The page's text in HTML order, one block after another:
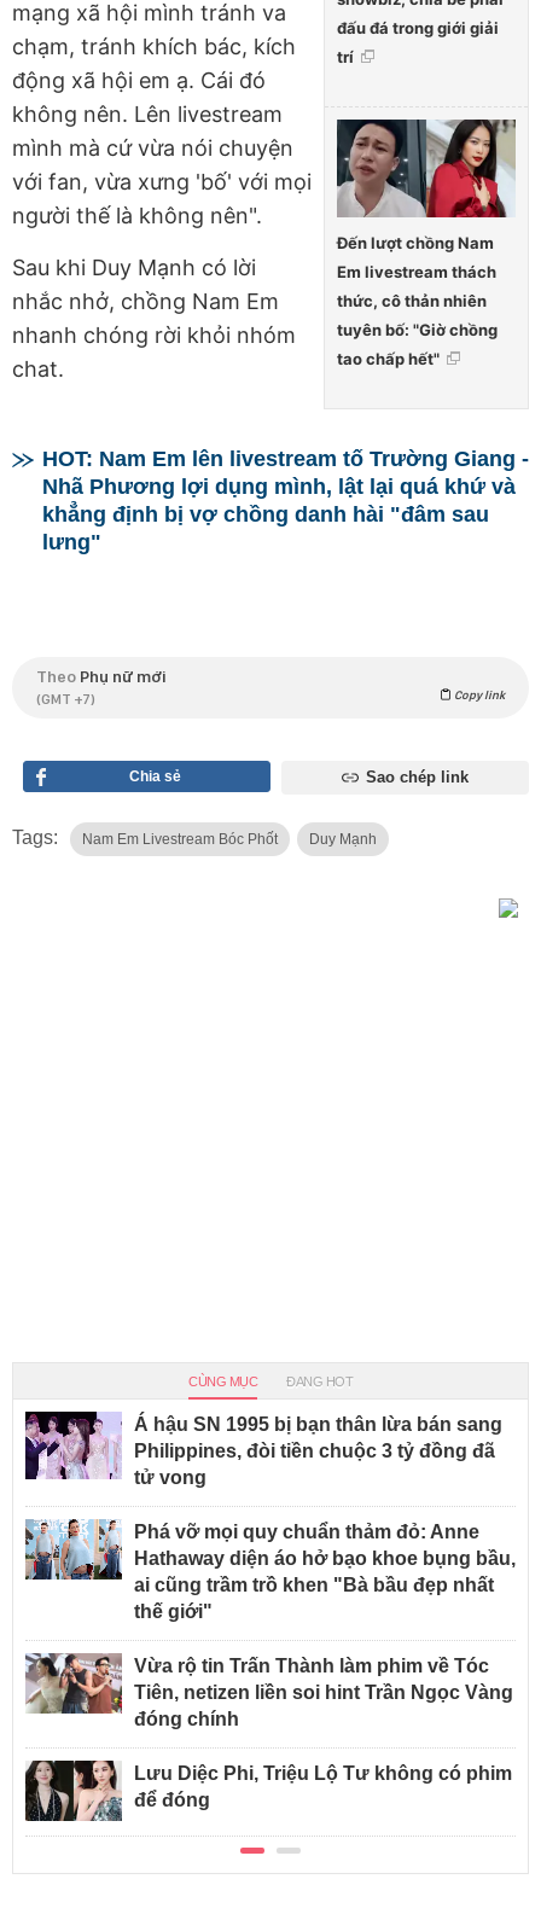
đấu đá trong giới giải
trí
Đến lượt chồng Nam
Em livestream thách
thức, cô thản nhiên
tuyên bố: "Giờ chồng
tao chấp hết"
mạng xã hội mình tránh va
chạm, tránh khích bác, kích
động xã hội em ạ. Cái đó
không nên. Lên livestream
mình mà cứ vừa nói chuyện
với fan, vừa xưng 'bố' với mọi
người thế là không nên".
Sau khi Duy Mạnh có lời
nhắc nhở, chồng Nam Em
nhanh chóng rời khỏi nhóm
chat.
HOT: Nam Em lên livestream tố Trường Giang -
Nhã Phương lợi dụng mình, lật lại quá khứ và
khẳng định bị vợ chồng danh hài "đâm sau
lưng"
Theo Phụ nữ mới
(GMT +7) Copy link
Chia sẻ Sao chép link
Tags: Nam Em Livestream Bóc Phốt Duy Mạnh
CÙNG MỤC ĐANG HOT
Á hậu SN 1995 bị bạn thân lừa bán sang
Philippines, đòi tiền chuộc 3 tỷ đồng đã
tử vong
Phá vỡ mọi quy chuẩn thảm đỏ: Anne
Hathaway diện áo hở bạo khoe bụng bầu,
ai cũng trầm trồ khen "Bà bầu đẹp nhất
thế giới"
Vừa rộ tin Trấn Thành làm phim về Tóc
Tiên, netizen liền soi hint Trần Ngọc Vàng
đóng chính
Lưu Diệc Phi, Triệu Lộ Tư không có phim
để đóng